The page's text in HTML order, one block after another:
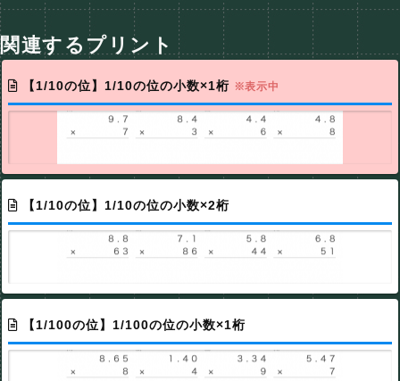
関連するプリント
【1/10の位】1/10の位の小数×1桁 ※表示中
【1/10の位】1/10の位の小数×2桁
【1/100の位】1/100の位の小数×1桁